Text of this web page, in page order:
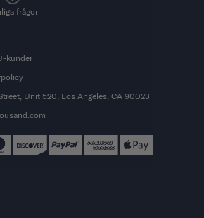
frågor
kunder
Unit 520, Los Angeles, CA 90023